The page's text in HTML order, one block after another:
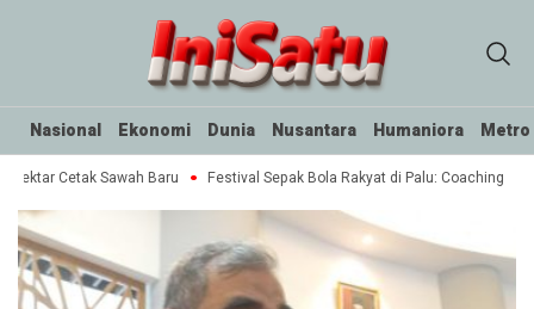
Nasional Ekonomi Dunia Nusantara Humaniora Metro
Cetak Sawah Baru Festival Sepak Bola Rakyat di Palu: Coaching